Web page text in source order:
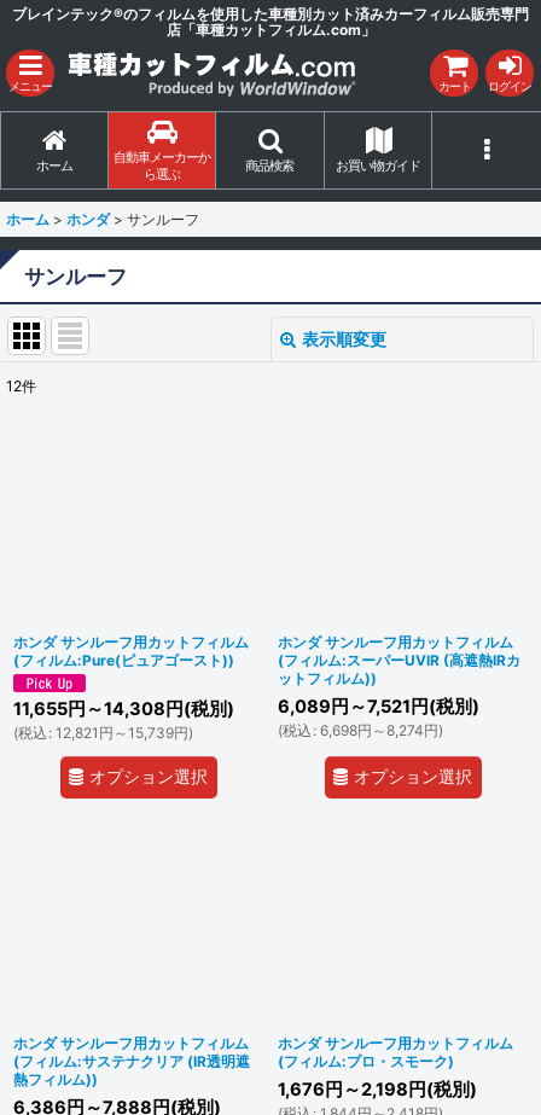
ブレインテック®のフィルムを使用した車種別カット済みカーフィルム販売専門
店「車種カットフィルム.com」
メニュー カート ログイン
ホーム
自動車メーカーか
ら選ぶ
商品検索 お買い物ガイド
ホーム > ホンダ > サンルーフ
サンルーフ
表示順変更
12件
ホンダ サンルーフ用カットフィルム
(フィルム:Pure(ピュアゴースト))
11,655円 ～14,308 円(税別)
(税込 : 12,821 円 ～15,739円)
オプション選択
ホンダ サンルーフ用カットフィルム
(フィルム:スーパーUVIR (高遮熱IRカ
ットフィルム))
6,089 円 ～7,521 円(税別)
(税込 : 6,698円 ～8,274円)
オプション選択
ホンダ サンルーフ用カットフィルム
(フィルム:サステナクリア (IR透明遮
熱フィルム))
6,386 円 ～7,888 円(税別)
ホンダ サンルーフ用カットフィルム
(フィルム:プロ・スモーク)
1,676 円 ～2,198 円(税別)